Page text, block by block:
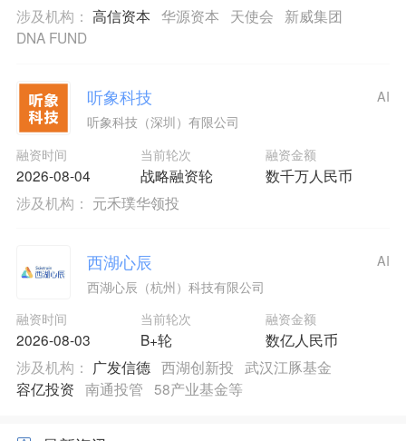
涉及机构： 高信资本 华源资本 天使会
新威集团
DNA FUND
听象科技
听象科技（深圳）有限公司
融资时间
2026-08-04
当前轮次
战略融资轮
融资金额
数千万人民币
AI
涉及机构： 元禾璞华领投
西湖心辰
西湖心辰（杭州）科技有限公司
融资时间
2026-08-03
当前轮次
B+轮
融资金额
数亿人民币
AI
涉及机构： 广发信德 西湖创新投 武汉江豚基金
容亿投资 南通投管 58产业基金等